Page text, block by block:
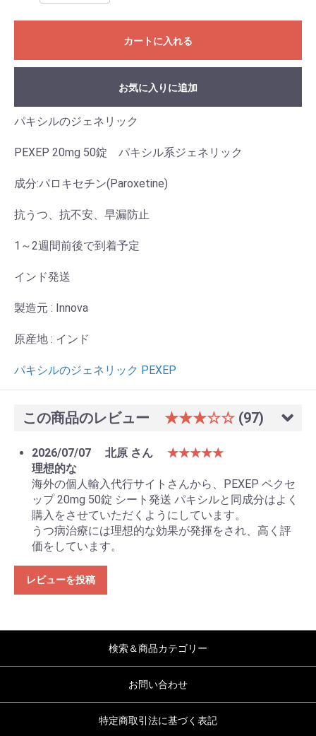
カートに入れる
お気に入りに追加
パキシルのジェネリック
PEXEP 20mg 50錠 パキシル系ジェネリック
成分:パロキセチン(Paroxetine)
抗うつ、抗不安、早漏防止
1～2週間前後で到着予定
インド発送
製造元 : Innova
原産地 : インド
パキシルのジェネリック PEXEP
この商品のレビュー ★★★☆☆ (97)
2026/07/07 北原 さん
★★★★★
理想的な
海外の個人輸入代行サイトさんから、PEXEP ペクセ
ップ 20mg 50錠 シート発送 パキシルと同成分はよく
購入をさせていただくようにしています。
うつ病治療には理想的な効果が発揮をされ、高く評
価をしています。
レビューを投稿
検索＆商品カテゴリー
お問い合わせ
特定商取引法に基づく表記